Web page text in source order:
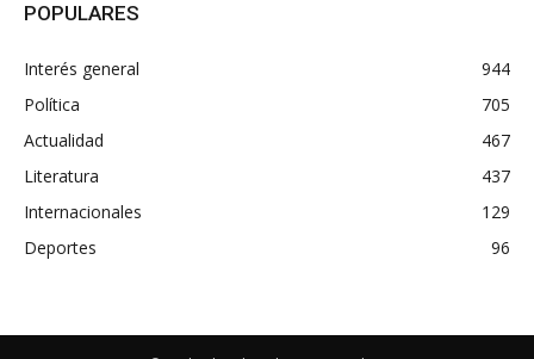
POPULARES
Interés general
944
Política
705
Actualidad
467
Literatura
437
Internacionales
129
Deportes
96